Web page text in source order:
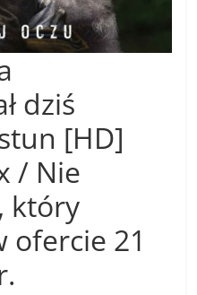
dziś
[HD]
/ Nie
który
ofercie 21